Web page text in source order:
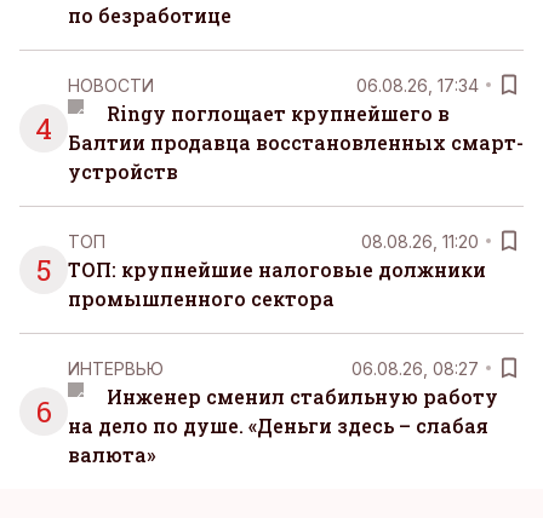
по безработице
4
НОВОСТИ 06.08.26, 17:34
Ringy поглощает крупнейшего в
Балтии продавца восстановленных смарт-
устройств
5
ТОП 08.08.26, 11:20
ТОП: крупнейшие налоговые должники
промышленного сектора
6
ИНТЕРВЬЮ 06.08.26, 08:27
Инженер сменил стабильную работу
на дело по душе. «Деньги здесь – слабая
валюта»